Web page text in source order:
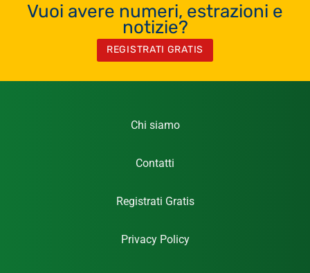
Vuoi avere numeri, estrazioni e
notizie?
REGISTRATI GRATIS
Chi siamo
Contatti
Registrati Gratis
Privacy Policy